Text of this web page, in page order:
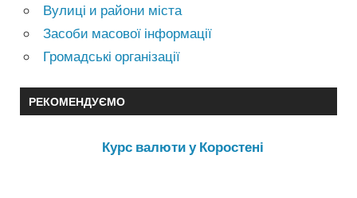
Вулиці и райони міста
Засоби масової інформації
Громадські організації
РЕКОМЕНДУЄМО
Курс валюти у Коростені